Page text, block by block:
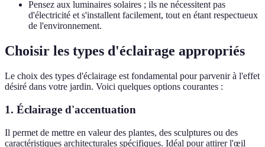
Pensez aux luminaires solaires ; ils ne nécessitent pas
d'électricité et s'installent facilement, tout en étant respectueux
de l'environnement.
Choisir les types d'éclairage appropriés
Le choix des types d'éclairage est fondamental pour parvenir à l'effet
désiré dans votre jardin. Voici quelques options courantes :
1. Éclairage d'accentuation
Il permet de mettre en valeur des plantes, des sculptures ou des
caractéristiques architecturales spécifiques. Idéal pour attirer l'œil